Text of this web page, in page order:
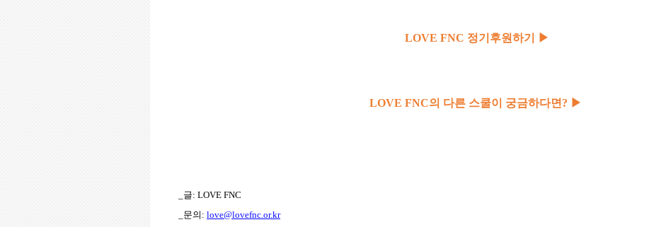
LOVE FNC 정기후원하기 ▶
LOVE FNC의 다른 스쿨이 궁금하다면? ▶
_글: LOVE FNC
_문의: love@lovefnc.or.kr